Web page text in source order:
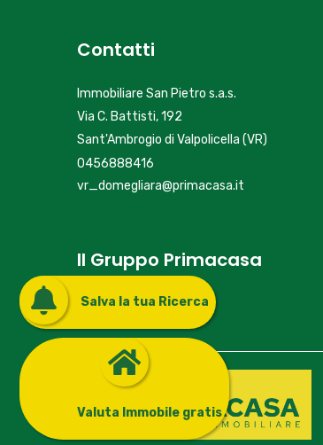
Salva la tua Ricerca
Valuta Immobile gratis
Contatti
Immobiliare San Pietro s.a.s.
Via C. Battisti, 192
Sant'Ambrogio di Valpolicella (VR)
0456888416
vr_domegliara@primacasa.it
Il Gruppo Primacasa
www.primacasa.it